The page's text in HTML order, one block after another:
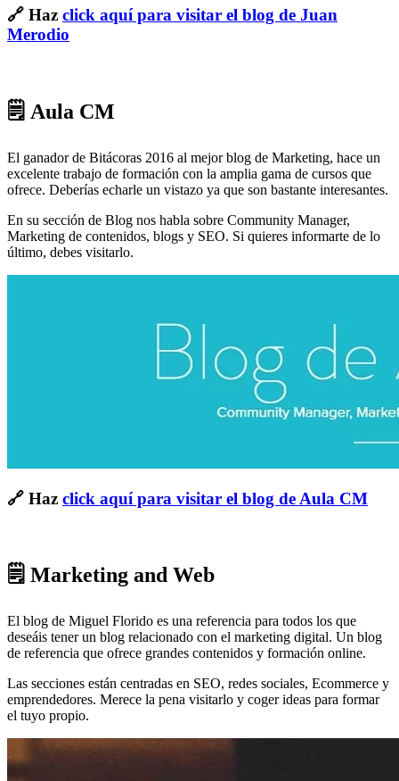
🔗 Haz click aquí para visitar el blog de Juan
Merodio
🗒 Aula CM
El ganador de Bitácoras 2016 al mejor blog de Marketing, hace un
excelente trabajo de formación con la amplia gama de cursos que
ofrece. Deberías echarle un vistazo ya que son bastante interesantes.
En su sección de Blog nos habla sobre Community Manager,
Marketing de contenidos, blogs y SEO. Si quieres informarte de lo
último, debes visitarlo.
🔗 Haz click aquí para visitar el blog de Aula CM
🗒 Marketing and Web
El blog de Miguel Florido es una referencia para todos los que
deseáis tener un blog relacionado con el marketing digital. Un blog
de referencia que ofrece grandes contenidos y formación online.
Las secciones están centradas en SEO, redes sociales, Ecommerce y
emprendedores. Merece la pena visitarlo y coger ideas para formar
el tuyo propio.